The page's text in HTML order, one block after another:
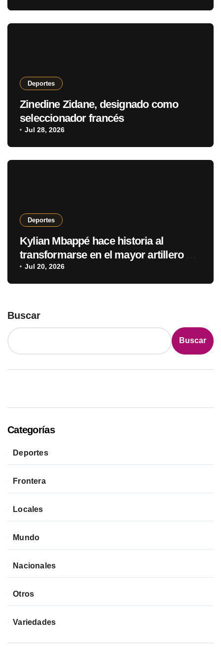
Deportes
Zinedine Zidane, designado como
seleccionador francés
Jul 28, 2026
Deportes
Kylian Mbappé hace historia al
transformarse en el mayor artillero de
los mundiales
Jul 20, 2026
Buscar
Buscar
Categorías
Deportes
Frontera
Locales
Mundo
Nacionales
Otros
Variedades